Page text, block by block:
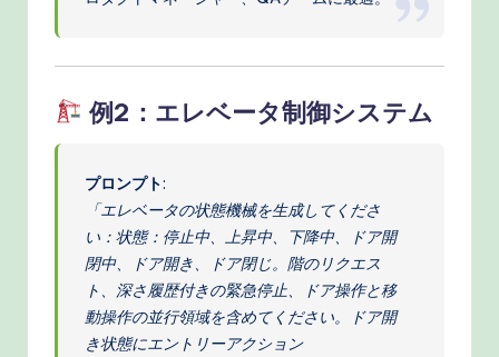
例2：エレベータ制御システム
プロンプト:
「エレベータの状態機械を生成してくださ
い：状態：停止中、上昇中、下降中、ドア開
閉中、ドア開き、ドア閉じ。階のリクエス
ト、深さ履歴付きの緊急停止、ドア操作と移
動操作の並行領域を含めてください。ドア開
き状態にエントリーアクション